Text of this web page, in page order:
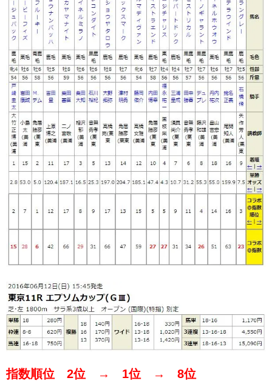
指数順位 2位 → 1位 → 8位